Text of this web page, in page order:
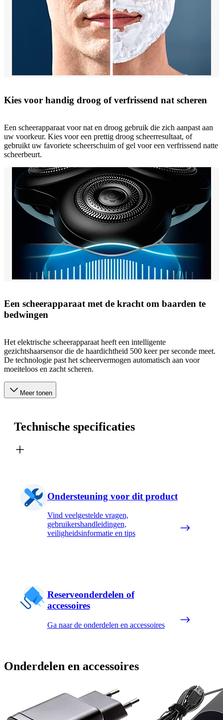
Kies voor handig droog of verfrissend nat scheren
Een scheerapparaat voor nat en droog gebruik die zich aanpast aan
uw voorkeur. Kies voor een prettig droog scheerresultaat, of
gebruikt uw favoriete scheerschuim of gel voor een verfrissend natte
scheerbeurt.
Een scheerapparaat met de kracht om baarden te
bedwingen
Het elektrische scheerapparaat heeft een intelligente
gezichtshaarsensor die de haardichtheid 500 keer per seconde meet.
De technologie past het scheervermogen automatisch aan voor
moeiteloos en zacht scheren.
Meer tonen
Technische specificaties
Ondersteuning voor dit product
Vind veelgestelde vragen,
gebruikershandleidingen,
veiligheidsinformatie en tips
Reserveonderdelen of
accessoires
Ga naar de onderdelen en accessoires
Onderdelen en accessoires